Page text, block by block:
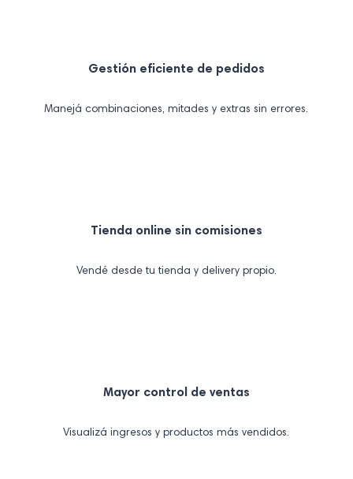
Gestión eficiente de pedidos
Manejá combinaciones, mitades y extras sin errores.
Tienda online sin comisiones
Vendé desde tu tienda y delivery propio.
Mayor control de ventas
Visualizá ingresos y productos más vendidos.